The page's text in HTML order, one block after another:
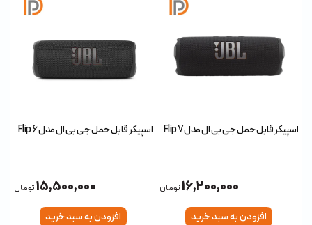
اسپیکر قابل حمل جی بی ال مدل Flip 7
16,200,000تومان
افزودن به سبد خرید
اسپیکر قابل حمل جی بی ال مدل Flip 6
15,500,000تومان
افزودن به سبد خرید